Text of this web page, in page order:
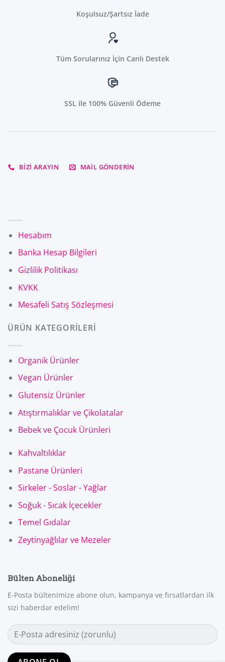
Koşulsuz/Şartsız İade
Tüm Sorularınız İçin Canlı Destek
SSL ile 100% Güvenli Ödeme
BIZI ARAYIN MAIL GÖNDERIN
Hesabım
Banka Hesap Bilgileri
Gizlilik Politikası
KVKK
Mesafeli Satış Sözleşmesi
ÜRÜN KATEGORİLERİ
Organik Ürünler
Vegan Ürünler
Glutensiz Ürünler
Atıştırmalıklar ve Çikolatalar
Bebek ve Çocuk Ürünleri
Kahvaltılıklar
Pastane Ürünleri
Sirkeler - Soslar - Yağlar
Soğuk - Sıcak İçecekler
Temel Gıdalar
Zeytinyağlılar ve Mezeler
Bülten Aboneliği
E-Posta bültenimize abone olun, kampanya ve fırsatlardan ilk
sizi haberdar edelim!